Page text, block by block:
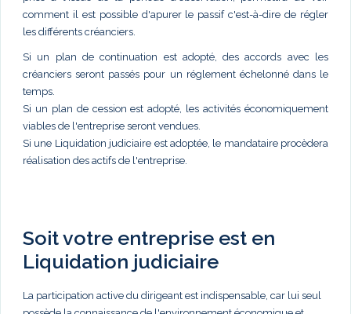
comment il est possible d'apurer le passif c'est-à-dire de régler
les différents créanciers.
Si un plan de continuation est adopté, des accords avec les
créanciers seront passés pour un réglement échelonné dans le
temps.
Si un plan de cession est adopté, les activités économiquement
viables de l'entreprise seront vendues.
Si une Liquidation judiciaire est adoptée, le mandataire procèdera
réalisation des actifs de l'entreprise.
Soit votre entreprise est en
Liquidation judiciaire
La participation active du dirigeant est indispensable, car lui seul